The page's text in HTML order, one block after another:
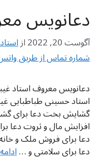
دعانویس
آگوست 20, 2022 از
شماره تماس از طریق واتس آپ
دعانویس معروف استاد
استاد حسینی طباطبایی
گشایش بخت دعا برای
افزایش مال و ثروت دعا
دعا برای فروش ملک و
دعا برای سلامتی و …ادامه